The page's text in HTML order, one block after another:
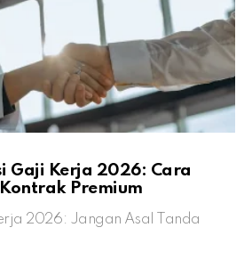
Gaji Kerja 2026: Cara
Premium
2026: Jangan Asal Tanda